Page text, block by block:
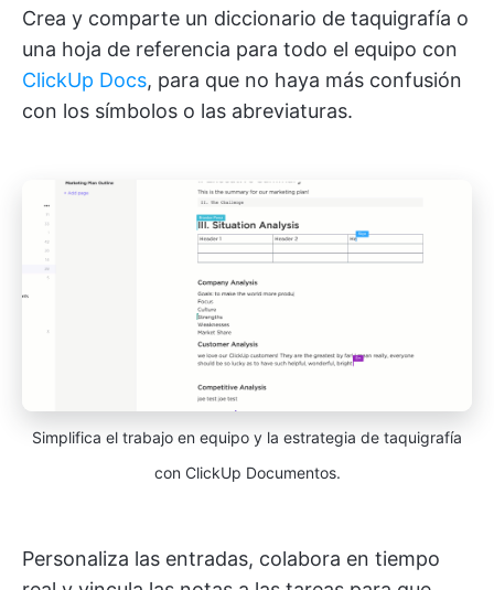
Crea y comparte un diccionario de taquigrafía o
una hoja de referencia para todo el equipo con
ClickUp Docs, para que no haya más confusión
con los símbolos o las abreviaturas.
Simplifica el trabajo en equipo y la estrategia de taquigrafía
con ClickUp Documentos.
Personaliza las entradas, colabora en tiempo